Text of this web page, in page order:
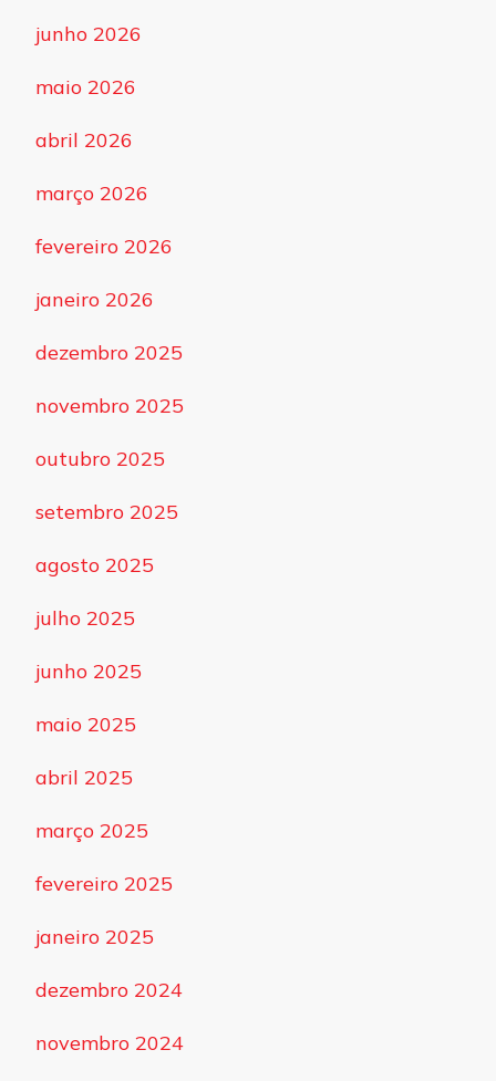
junho 2026
maio 2026
abril 2026
março 2026
fevereiro 2026
janeiro 2026
dezembro 2025
novembro 2025
outubro 2025
setembro 2025
agosto 2025
julho 2025
junho 2025
maio 2025
abril 2025
março 2025
fevereiro 2025
janeiro 2025
dezembro 2024
novembro 2024